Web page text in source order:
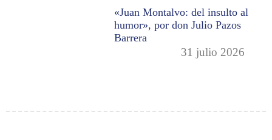
«Juan Montalvo: del insulto al
humor», por don Julio Pazos
Barrera
31 julio 2026